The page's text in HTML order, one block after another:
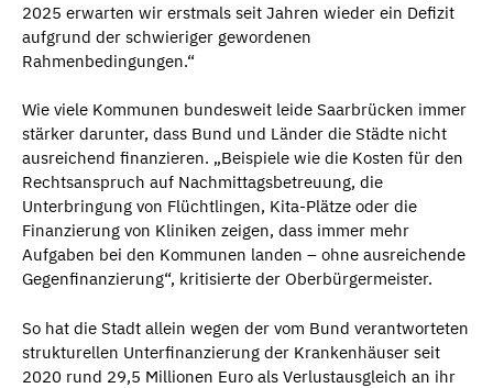
2025 erwarten wir erstmals seit Jahren wieder ein Defizit
aufgrund der schwieriger gewordenen
Rahmenbedingungen.“
Wie viele Kommunen bundesweit leide Saarbrücken immer
stärker darunter, dass Bund und Länder die Städte nicht
ausreichend finanzieren. „Beispiele wie die Kosten für den
Rechtsanspruch auf Nachmittagsbetreuung, die
Unterbringung von Flüchtlingen, Kita-Plätze oder die
Finanzierung von Kliniken zeigen, dass immer mehr
Aufgaben bei den Kommunen landen – ohne ausreichende
Gegenfinanzierung“, kritisierte der Oberbürgermeister.
So hat die Stadt allein wegen der vom Bund verantworteten
strukturellen Unterfinanzierung der Krankenhäuser seit
2020 rund 29,5 Millionen Euro als Verlustausgleich an ihr